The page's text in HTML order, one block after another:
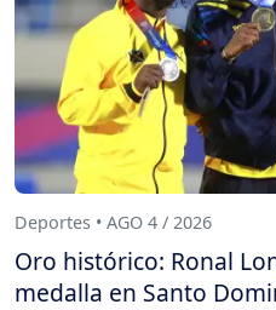
Deportes • AGO 4 / 2026
Oro histórico: Ronal
medalla en Santo